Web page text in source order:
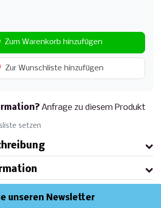
Zum Warenkorb hinzufügen
Zur Wunschliste hinzufügen
Anfrage zu diesem Produkt
setzen
unseren Newsletter